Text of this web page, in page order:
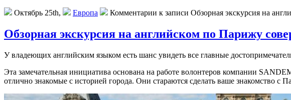
Октябрь 25th, Европа Комментарии к записи Обзорная экскурсия на
Обзорная экскурсия на английском по Парижу
У владеющих английским языком есть шанс увидеть все главные
Эта замечательная инициатива основана на работе волонтеров компании
отлично знакомые с историей города. Они стараются сделать ваше знакомство